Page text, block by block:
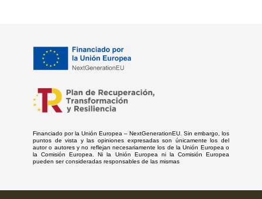
Financiado por la Unión Europea – NextGenerationEU. Sin embargo, los
puntos de vista y las opiniones expresadas son únicamente los del
autor o autores y no reflejan necesariamente los de la Unión Europea o
la Comisión Europea. Ni la Unión Europea ni la Comisión Europea
pueden ser consideradas responsables de las mismas